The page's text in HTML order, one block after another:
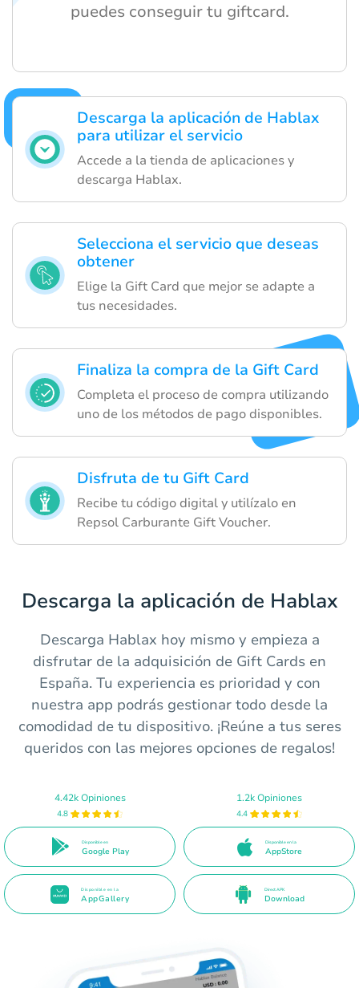
Descarga la aplicación de Hablax
para utilizar el servicio
Accede a la tienda de aplicaciones y
descarga Hablax.
Selecciona el servicio que deseas
obtener
Elige la Gift Card que mejor se adapte a
tus necesidades.
Finaliza la compra de la Gift Card
Completa el proceso de compra utilizando
uno de los métodos de pago disponibles.
Disfruta de tu Gift Card
Recibe tu código digital y utilízalo en
Repsol Carburante Gift Voucher.
puedes conseguir tu giftcard.
Descarga la aplicación de Hablax
Descarga Hablax hoy mismo y empieza a
disfrutar de la adquisición de Gift Cards en
España. Tu experiencia es prioridad y con
nuestra app podrás gestionar todo desde la
comodidad de tu dispositivo. ¡Reúne a tus seres
queridos con las mejores opciones de regalos!
4.42k Opiniones
4.8
Disponible en
Google Play
1.2k Opiniones
4.4
Disponible en la
AppStore
Disponible en la
AppGallery
Direct APK
Download